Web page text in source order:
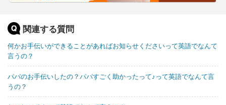
関連する質問
何かお手伝いができることがあればお知らせくださいって英語でなんて
言うの？
パパのお手伝いしたの？パパすごく助かったって♪って英語でなんて言
うの？